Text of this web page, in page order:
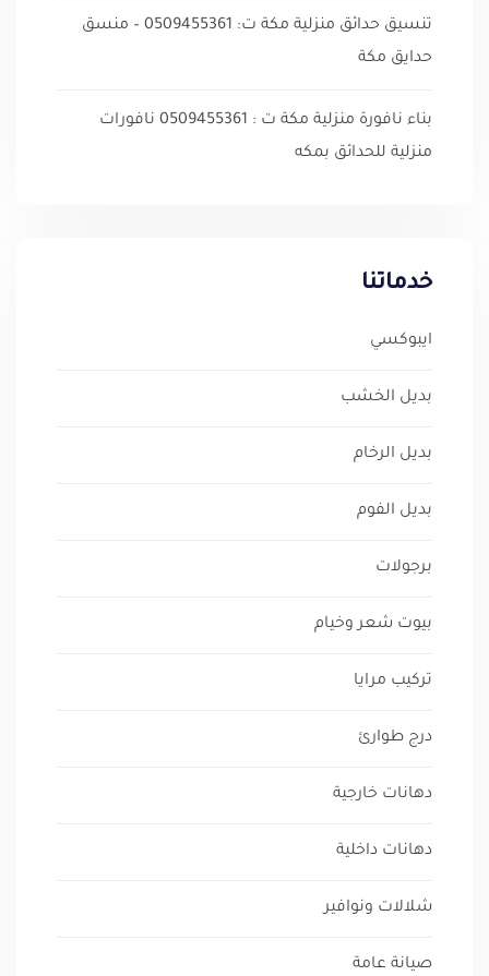
تنسيق حدائق منزلية مكة ت: 0509455361 – منسق
حدايق مكة
بناء نافورة منزلية مكة ت : 0509455361 نافورات
منزلية للحدائق بمكه
خدماتنا
ايبوكسي
بديل الخشب
بديل الرخام
بديل الفوم
برجولات
بيوت شعر وخيام
تركيب مرايا
درج طوارئ
دهانات خارجية
دهانات داخلية
شلالات ونوافير
صيانة عامة